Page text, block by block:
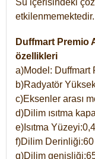
Su içerisindeki
etkilenmemektedir.
Duffmart Premio
özellikleri
a)Model: Duffmart
b)Radyatör
c)Eksenler arası
d)Dilim ısıtma
e)Isıtma
f)Dilim Derinliği:60
g)Dilim